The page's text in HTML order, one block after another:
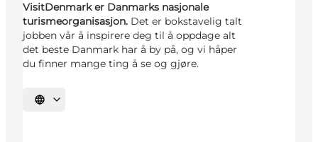
VisitDenmark er Danmarks nasjonale
turismeorganisasjon. Det er bokstavelig talt
jobben vår å inspirere deg til å oppdage alt
det beste Danmark har å by på, og vi håper
du finner mange ting å se og gjøre.
Velg språk